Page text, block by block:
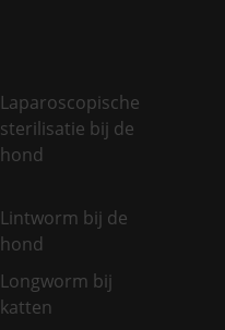
Laparoscopische
sterilisatie bij de
hond
Lintworm bij de
hond
Longworm bij
katten